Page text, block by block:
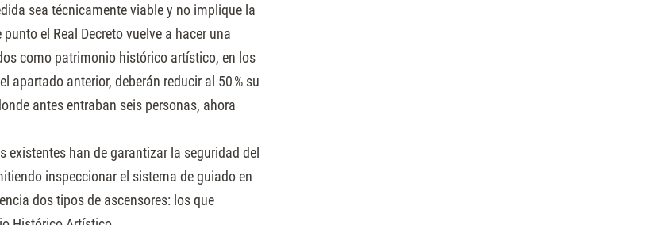
sea técnicamente viable y no implique la
el Real Decreto vuelve a hacer una
como patrimonio histórico artístico, en los
anterior, deberán reducir al 50 % su
antes entraban seis personas, ahora
existentes han de garantizar la seguridad del
inspeccionar el sistema de guiado en
dos tipos de ascensores: los que